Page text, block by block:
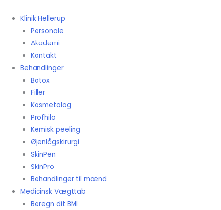
indholdet
Klinik Hellerup
Personale
Akademi
Kontakt
Behandlinger
Botox
Filler
Kosmetolog
Profhilo
Kemisk peeling
Øjenlågskirurgi
SkinPen
SkinPro
Behandlinger til mænd
Medicinsk Vægttab
Beregn dit BMI